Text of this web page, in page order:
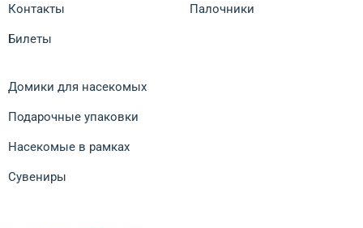
Контакты
Билеты
Палочники
Домики для насекомых
Подарочные упаковки
Насекомые в рамках
Сувениры